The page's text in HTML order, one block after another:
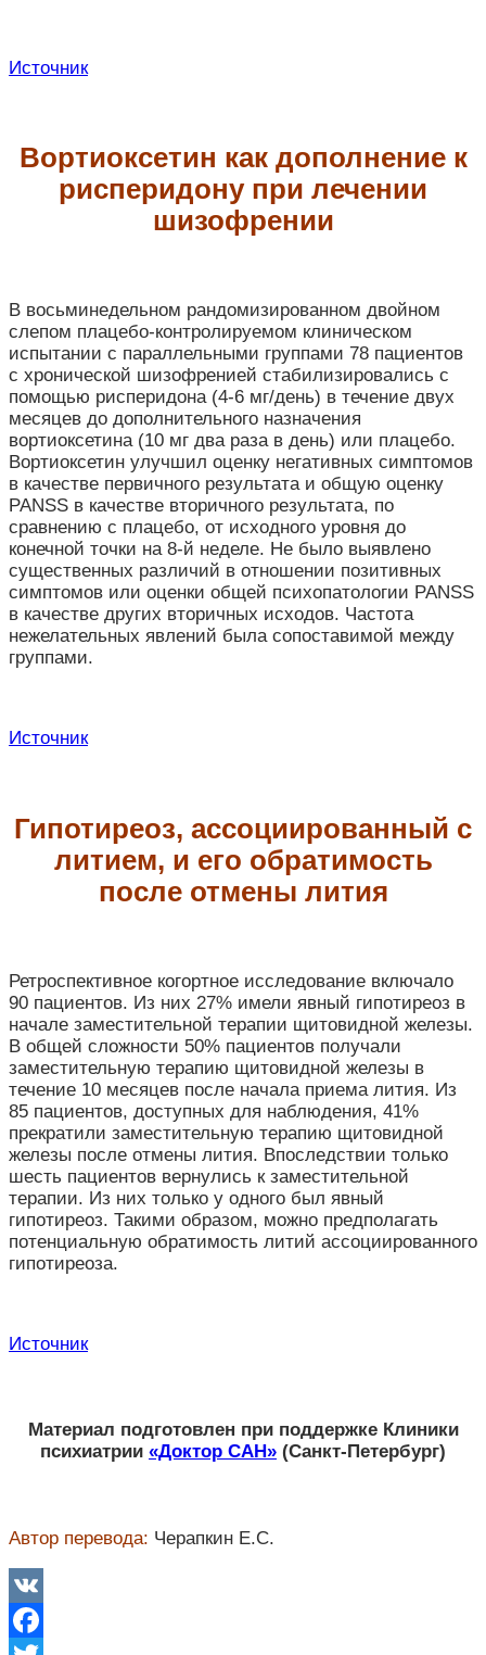
Источник
Вортиоксетин как дополнение к
рисперидону при лечении
шизофрении
В восьминедельном рандомизированном двойном
слепом плацебо-контролируемом клиническом
испытании с параллельными группами 78 пациентов
с хронической шизофренией стабилизировались с
помощью рисперидона (4-6 мг/день) в течение двух
месяцев до дополнительного назначения
вортиоксетина (10 мг два раза в день) или плацебо.
Вортиоксетин улучшил оценку негативных симптомов
в качестве первичного результата и общую оценку
PANSS в качестве вторичного результата, по
сравнению с плацебо, от исходного уровня до
конечной точки на 8-й неделе. Не было выявлено
существенных различий в отношении позитивных
симптомов или оценки общей психопатологии PANSS
в качестве других вторичных исходов. Частота
нежелательных явлений была сопоставимой между
группами.
Источник
Гипотиреоз, ассоциированный с
литием, и его обратимость
после отмены лития
Ретроспективное когортное исследование включало
90 пациентов. Из них 27% имели явный гипотиреоз в
начале заместительной терапии щитовидной железы.
В общей сложности 50% пациентов получали
заместительную терапию щитовидной железы в
течение 10 месяцев после начала приема лития. Из
85 пациентов, доступных для наблюдения, 41%
прекратили заместительную терапию щитовидной
железы после отмены лития. Впоследствии только
шесть пациентов вернулись к заместительной
терапии. Из них только у одного был явный
гипотиреоз. Такими образом, можно предполагать
потенциальную обратимость литий ассоциированного
гипотиреоза.
Источник
Материал подготовлен при поддержке Клиники
психиатрии «Доктор САН» (Санкт-Петербург)
Автор перевода: Черапкин Е.C.
VK